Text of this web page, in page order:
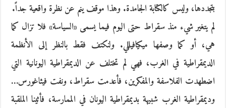
بتجددها، وليس كالكتابة الجامدة. وهذا موقف ينم عن نظرة واقعية جداً.
لم يتغير شيء منذ سقراط حتى اليوم فيما يسمى «السياسة» فلا تزال كما
هي، أو كما وصفها ميكيافيللي. ولنكتف فقط بالنظر إلى الأنظمة
الديمقراطية في الغرب، فهي لم تختلف عن الديمقراطية اليونانية التي
اضطهدت الفلاسفة والمفكرين، فأعدمت سقراط، ونفت فيثاغورس…
وديمقراطية الغرب شبيهة بديمقراطية اليونان في الممارسة، فأثينا الملقبة